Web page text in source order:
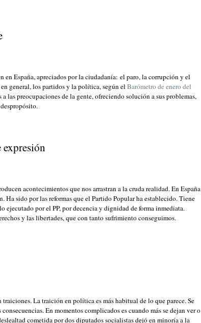
en España, apreciados por la ciudadanía: el paro, la corrupción y el
general, los partidos y la política, según elBarómetro de enero del
a las preocupaciones de la gente, ofreciendo solución a sus problemas,
acontecimientos que nos arrastran a la cruda realidad. En España
Ha sido por las reformas que el Partido Popular ha establecido. Tiene
ejecutado por el PP, por decencia y dignidad de forma inmediata.
y las libertades, que con tanto sufrimiento conseguimos.
La traición en política es más habitual de lo que parece. Se
En momentos complicados es cuando más se dejan ver o
cometida por dos diputados socialistas dejó en minoría a la